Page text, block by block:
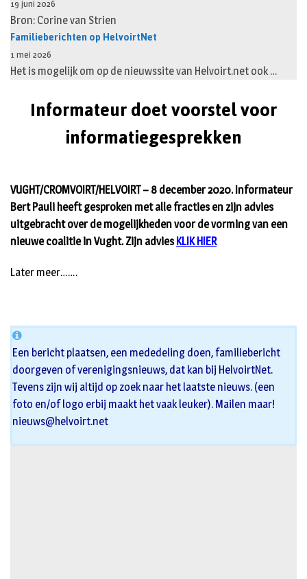
19 juni 2026
Bron: Corine van Strien
Familieberichten op HelvoirtNet
1 mei 2026
Het is mogelijk om op de nieuwssite van Helvoirt.net ook …
Informateur doet voorstel voor
informatiegesprekken
VUGHT/CROMVOIRT/HELVOIRT – 8 december 2020. Informateur
Bert Pauli heeft gesproken met alle fracties en zijn advies
uitgebracht over de mogelijkheden voor de vorming van een
nieuwe coalitie in Vught. Zijn advies KLIK HIER
Later meer…….
Een bericht plaatsen, een mededeling doen, familiebericht
doorgeven of verenigingsnieuws, dat kan bij HelvoirtNet.
Tevens zijn wij altijd op zoek naar het laatste nieuws. (een
foto en/of logo erbij maakt het vaak leuker). Mailen maar!
nieuws@helvoirt.net